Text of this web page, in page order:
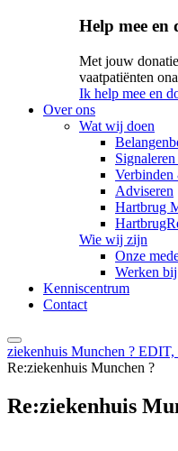
Help mee en
Met jouw
vaatpatiënten
Ik help mee en
Over ons
Wat wij doen
Verbinden
Adviseren
Hartbrug
Wie wij zijn
Onze
Werken
Kenniscentrum
Contact
ziekenhuis Munchen ?
Re:ziekenhuis Munchen ?
Re:ziekenhuis